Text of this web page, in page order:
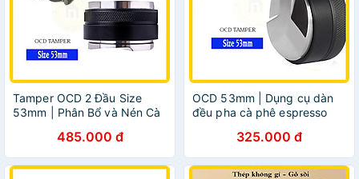
Tamper OCD 2 Đầu Size
53mm | Phân Bổ và Nén Cà
485.000 đ
OCD 53mm | Dụng cụ dàn
đều pha cà phê espresso
325.000 đ